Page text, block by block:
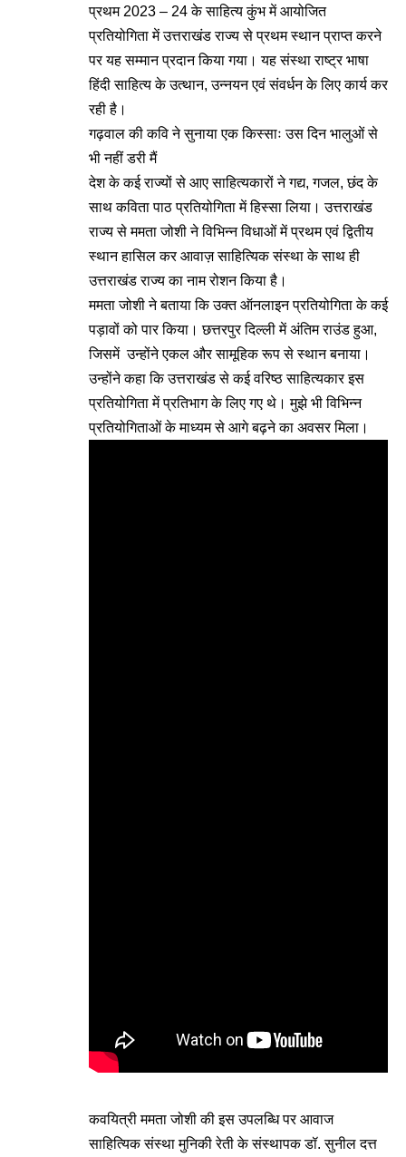
प्रथम 2023 – 24 के साहित्य कुंभ में आयोजित
प्रतियोगिता में उत्तराखंड राज्य से प्रथम स्थान प्राप्त करने
पर यह सम्मान प्रदान किया गया। यह संस्था राष्ट्र भाषा
हिंदी साहित्य के उत्थान, उन्नयन एवं संवर्धन के लिए कार्य कर
रही है।
गढ़वाल की कवि ने सुनाया एक किस्साः उस दिन भालुओं से
भी नहीं डरी मैं
देश के कई राज्यों से आए साहित्यकारों ने गद्य, गजल, छंद के
साथ कविता पाठ प्रतियोगिता में हिस्सा लिया। उत्तराखंड
राज्य से ममता जोशी ने विभिन्न विधाओं में प्रथम एवं द्वितीय
स्थान हासिल कर आवाज़ साहित्यिक संस्था के साथ ही
उत्तराखंड राज्य का नाम रोशन किया है।
ममता जोशी ने बताया कि उक्त ऑनलाइन प्रतियोगिता के कई
पड़ावों को पार किया। छत्तरपुर दिल्ली में अंतिम राउंड हुआ,
जिसमें उन्होंने एकल और सामूहिक रूप से स्थान बनाया।
उन्होंने कहा कि उत्तराखंड से कई वरिष्ठ साहित्यकार इस
प्रतियोगिता में प्रतिभाग के लिए गए थे। मुझे भी विभिन्न
प्रतियोगिताओं के माध्यम से आगे बढ़ने का अवसर मिला।
कवयित्री ममता जोशी की इस उपलब्धि पर आवाज
साहित्यिक संस्था मुनिकी रेती के संस्थापक डॉ. सुनील दत्त